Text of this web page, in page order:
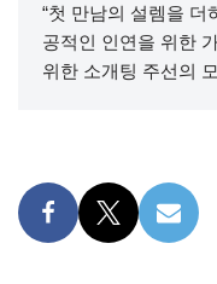
“첫 만남의 설렘을 더
공적인 인연을 위한
위한 소개팅 주선의